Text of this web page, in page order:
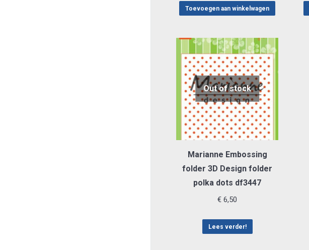
Toevoegen aan winkelwagen
Out of stock
Marianne Embossing
folder 3D Design folder
polka dots df3447
€ 6,50
Lees verder!